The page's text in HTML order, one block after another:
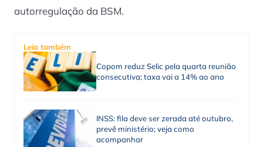
autorregulação da BSM.
Leia também
Copom reduz Selic pela quarta reunião
consecutiva; taxa vai a 14% ao ano
INSS: fila deve ser zerada até outubro,
prevê ministério; veja como
acompanhar